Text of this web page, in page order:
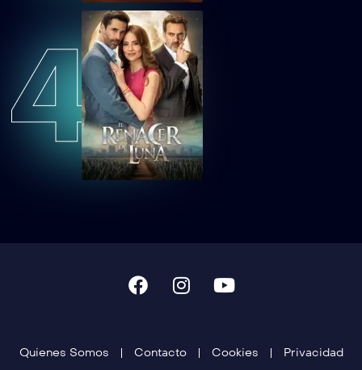
HUACEP67
Hermanas, un amor compartido Capítulo 67
HUACEP68
Hermanas, un amor compartido Capítulo 68
HUACEP69
Hermanas, un amor compartido Capítulo 69
Hermanas, un amor compartido Capítulo 71
4
Quienes Somos Contacto Cookies Privacidad